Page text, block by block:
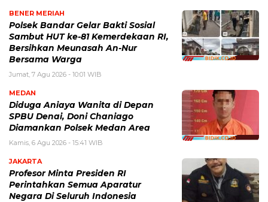
BENER MERIAH
Polsek Bandar Gelar Bakti Sosial
Sambut HUT ke-81 Kemerdekaan RI,
Bersihkan Meunasah An-Nur
Bersama Warga
Jumat, 7 Agu 2026 - 10:01 WIB
MEDAN
Diduga Aniaya Wanita di Depan
SPBU Denai, Doni Chaniago
Diamankan Polsek Medan Area
Kamis, 6 Agu 2026 - 15:41 WIB
JAKARTA
Profesor Minta Presiden RI
Perintahkan Semua Aparatur
Negara Di Seluruh Indonesia